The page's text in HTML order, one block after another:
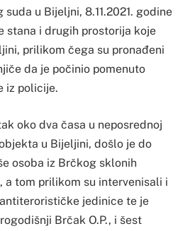
suda u Bijeljni, 8.11.2021. godine
stana i drugih prostorija koje
prilikom čega su pronađeni
da je počinio pomenuto
iz policije.
oko dva časa u neposrednoj
u Bijeljini, došlo je do
osoba iz Brčkog sklonih
a tom prilikom su intervenisali i
jedinice te je
Brčak O.P., i šest